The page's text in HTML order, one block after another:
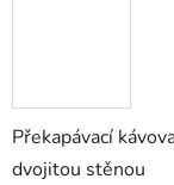
Překapávací
dvojitou stěnou